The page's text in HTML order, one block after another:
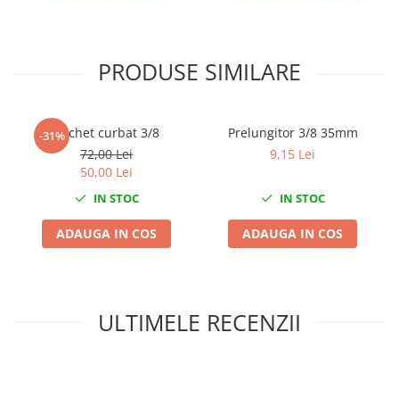
Volvo
Scule pentru tinichigerie
Scule Pneumatice
Accesorii Pneumatice
Alte scule pneumatice
Furtune Aer Comprimat
PRODUSE SIMILARE
-31%Clichet curbat 3/8
72,00 Lei
50,00 Lei
IN STOC
ADAUGA IN COS
Prelungitor 3/8 35mm
9,15 Lei
IN STOC
ADAUGA IN COS
ULTIMELE RECENZII